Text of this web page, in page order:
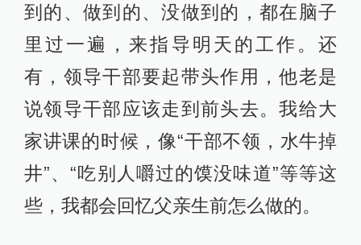
到的、做到的、没做到的，都在脑子
里过一遍，来指导明天的工作。还
有，领导干部要起带头作用，他老是
说领导干部应该走到前头去。我给大
家讲课的时候，像“干部不领，水牛掉
井”、“吃别人嚼过的馍没味道”等等这
些，我都会回忆父亲生前怎么做的。